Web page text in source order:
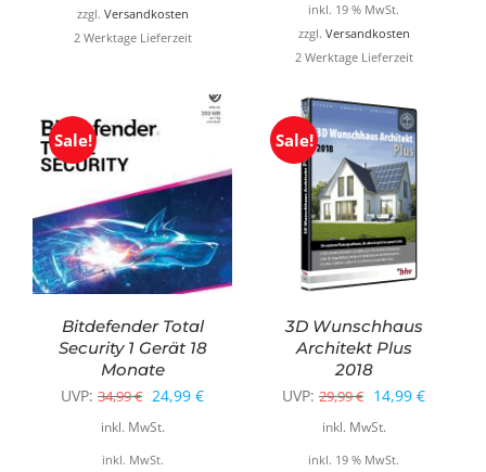
zzgl. Versandkosten
2 Werktage Lieferzeit
inkl. 19 % MwSt.
zzgl. Versandkosten
2 Werktage Lieferzeit
Sale!
Bitdefender Total
Security 1 Gerät 18
Monate
UVP: 34,99€ Ursprünglicher
Preis
war:
24,99 €Aktueller
inkl. MwSt.
inkl. MwSt.
Sale!
3D Wunschhaus
Architekt Plus
2018
UVP: 29,99€ Ursprünglicher
Preis
war:
14,99 €
inkl. MwSt.
inkl. 19 % MwSt.